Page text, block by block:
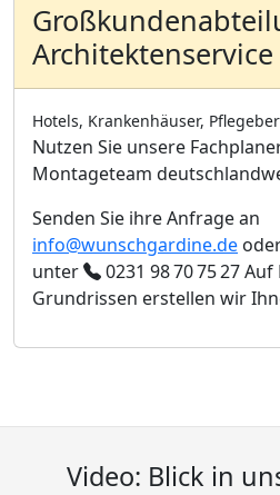
Architektenservice
Hotels, Krankenhäuser,
Nutzen Sie unsere
Montageteam
Senden Sie ihre Anfrage an
info@wunschgardine.de
unter
0231 98 70 75 27Auf
Grundrissen erstellen wir
Video: Blick in